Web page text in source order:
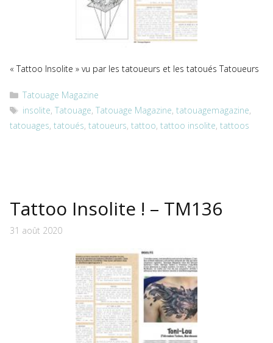
« Tattoo Insolite » vu par les tatoueurs et les tatoués Tatoueurs
Catégories
Tatouage Magazine
Étiquettes
insolite,Tatouage,Tatouage Magazine,tatouagemagazine,
tatouages, tatoués, tatoueurs, tattoo, tattoo insolite, tattoos
Tattoo Insolite ! – TM136
31 août 2020